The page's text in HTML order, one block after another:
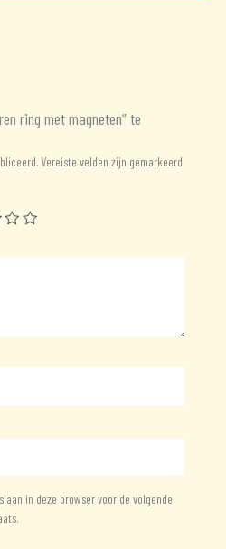
ring met magneten” te
Vereiste velden zijn gemarkeerd
in deze browser voor de volgende